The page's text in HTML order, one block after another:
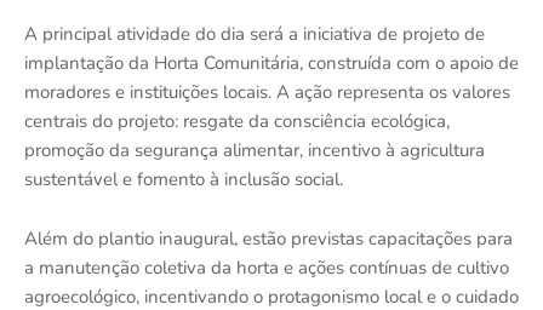
A principal atividade do dia será a iniciativa de projeto de
implantação da Horta Comunitária, construída com o apoio de
moradores e instituições locais. A ação representa os valores
centrais do projeto: resgate da consciência ecológica,
promoção da segurança alimentar, incentivo à agricultura
sustentável e fomento à inclusão social.
Além do plantio inaugural, estão previstas capacitações para
a manutenção coletiva da horta e ações contínuas de cultivo
agroecológico, incentivando o protagonismo local e o cuidado